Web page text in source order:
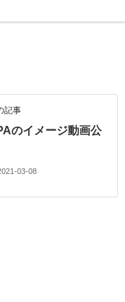
記事
のイメージ動画公
03-08